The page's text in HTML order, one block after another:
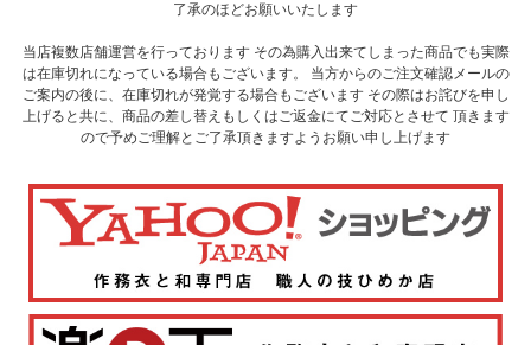
了承のほどお願いいたします
当店複数店舗運営を行っております その為購入出来てしまった商品でも実際
は在庫切れになっている場合もございます。 当方からのご注文確認メールの
ご案内の後に、在庫切れが発覚する場合もございます その際はお詫びを申し
上げると共に、商品の差し替えもしくはご返金にてご対応とさせて 頂きます
ので予めご理解とご了承頂きますようお願い申し上げます